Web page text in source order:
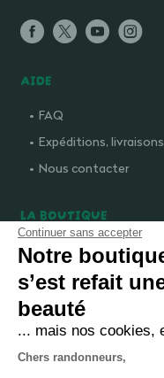
AIDE
FAQ
Expéditions,
Nous contacter
LA BOUTIQUE
Qui sommes-nous ?
Comment devenir
Mentions légales
CGV et politique de
Cookies
Continuer sans accepter
Notre
s’est refait
beauté
... mais nos cookies,
Chers randonneurs,